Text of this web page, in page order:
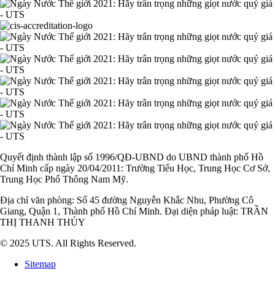
Quyết định thành lập số 1996/QĐ-UBND do UBND thành phố Hồ
Chí Minh cấp ngày 20/04/2011: Trường Tiểu Học, Trung Học Cơ Sở,
Trung Học Phổ Thông Nam Mỹ.
Địa chỉ văn phòng: Số 45 đường Nguyễn Khắc Nhu, Phường Cô
Giang, Quận 1, Thành phố Hồ Chí Minh. Đại diện pháp luật: TRẦN
THỊ THANH THỦY
© 2025 UTS. All Rights Reserved.
Sitemap